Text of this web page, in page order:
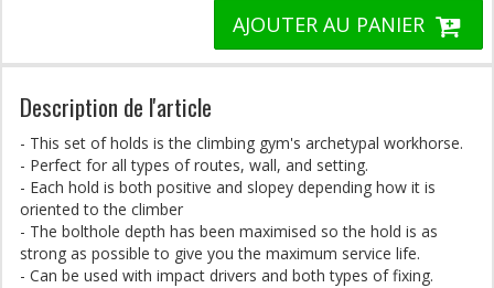
AJOUTER AU PANIER
Description de l'article
- This set of holds is the climbing gym's archetypal workhorse.
- Perfect for all types of routes, wall, and setting.
- Each hold is both positive and slopey depending how it is
oriented to the climber
- The bolthole depth has been maximised so the hold is as
strong as possible to give you the maximum service life.
- Can be used with impact drivers and both types of fixing.